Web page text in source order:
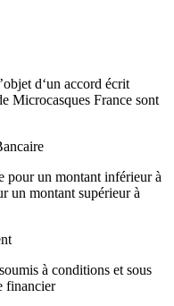
d‘un accord écrit
Microcasques France sont
pour un montant inférieur à
un montant supérieur à
à conditions et sous
financier